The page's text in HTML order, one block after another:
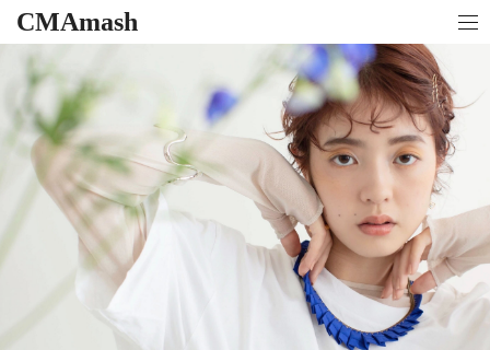
CMAmash